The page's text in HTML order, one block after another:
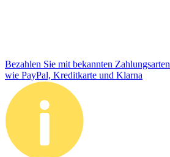
Bezahlen Sie mit bekannten Zahlungsarten
wie PayPal, Kreditkarte und Klarna